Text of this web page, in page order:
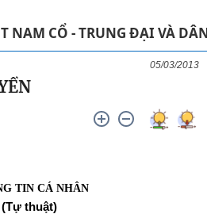
NAM CỔ - TRUNG ĐẠI VÀ
05/03/2013
TIN CÁ NHÂN
(Tự thuật)